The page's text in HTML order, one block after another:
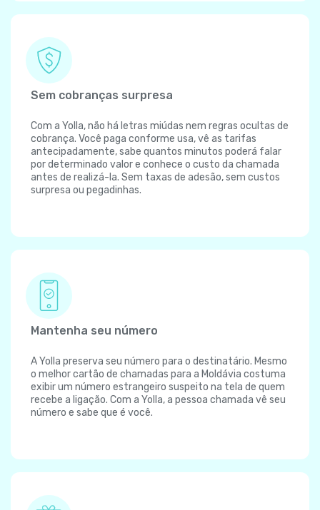
Sem cobranças surpresa
Com a Yolla, não há letras miúdas nem regras ocultas de
cobrança. Você paga conforme usa, vê as tarifas
antecipadamente, sabe quantos minutos poderá falar
por determinado valor e conhece o custo da chamada
antes de realizá-la. Sem taxas de adesão, sem custos
surpresa ou pegadinhas.
Mantenha seu número
A Yolla preserva seu número para o destinatário. Mesmo
o melhor cartão de chamadas para a Moldávia costuma
exibir um número estrangeiro suspeito na tela de quem
recebe a ligação. Com a Yolla, a pessoa chamada vê seu
número e sabe que é você.